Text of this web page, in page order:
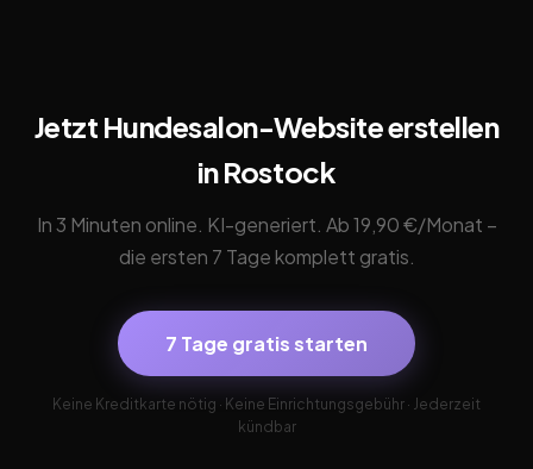
Jetzt Hundesalon-Website erstellen
in Rostock
In 3 Minuten online. KI-generiert. Ab 19,90 €/Monat –
die ersten 7 Tage komplett gratis.
7 Tage gratis starten
Keine Kreditkarte nötig · Keine Einrichtungsgebühr · Jederzeit
kündbar